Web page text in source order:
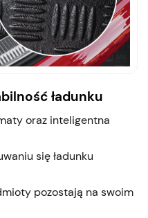
ładunku
oraz inteligentna
się ładunku
pozostają na swoim